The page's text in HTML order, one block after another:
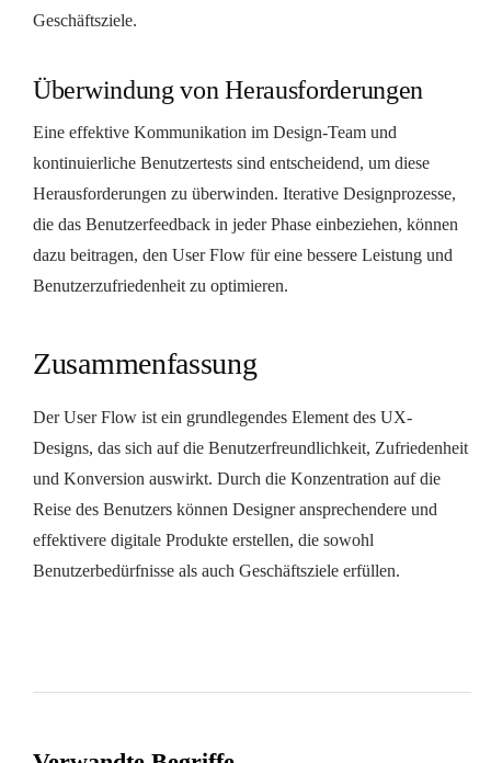
Geschäftsziele.
Überwindung von Herausforderungen
Eine effektive Kommunikation im Design-Team und
kontinuierliche Benutzertests sind entscheidend, um diese
Herausforderungen zu überwinden. Iterative Designprozesse,
die das Benutzerfeedback in jeder Phase einbeziehen, können
dazu beitragen, den User Flow für eine bessere Leistung und
Benutzerzufriedenheit zu optimieren.
Zusammenfassung
Der User Flow ist ein grundlegendes Element des UX-
Designs, das sich auf die Benutzerfreundlichkeit, Zufriedenheit
und Konversion auswirkt. Durch die Konzentration auf die
Reise des Benutzers können Designer ansprechendere und
effektivere digitale Produkte erstellen, die sowohl
Benutzerbedürfnisse als auch Geschäftsziele erfüllen.